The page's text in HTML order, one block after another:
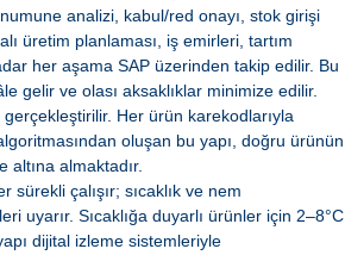
analizi, kabul/red onayı, stok girişi
üretim planlaması, iş emirleri, tartım
her aşama SAP üzerinden takip edilir. Bu
gelir ve olası aksaklıklar minimize edilir.
Her ürün karekodlarıyla
oluşan bu yapı, doğru ürünün
altına almaktadır.
çalışır; sıcaklık ve nem
uyarır. Sıcaklığa duyarlı ürünler için 2–8°C
dijital izleme sistemleriyle